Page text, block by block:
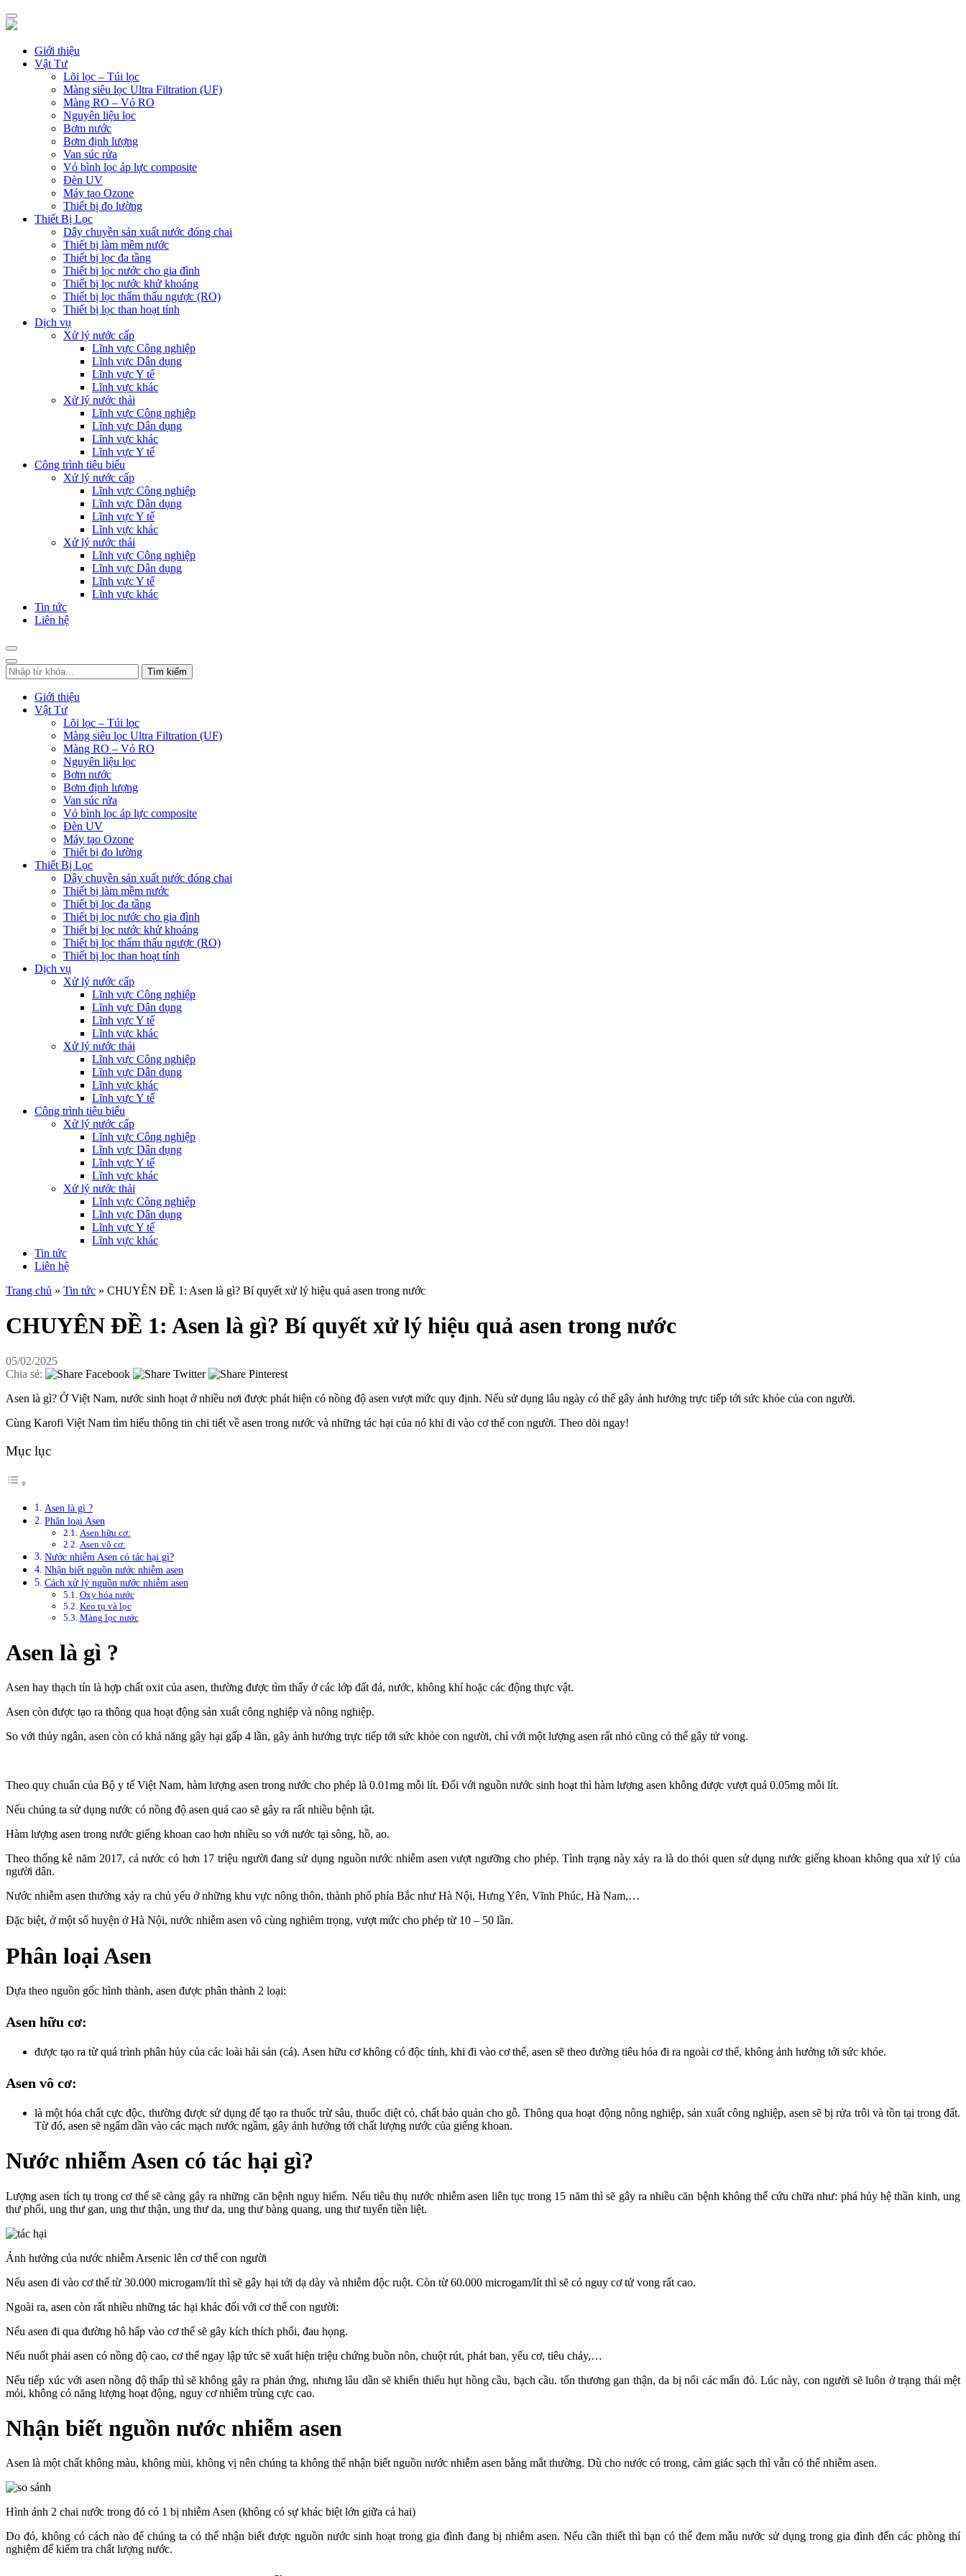
Giới thiệu
Vật Tư
Lõi lọc – Túi lọc
Màng siêu lọc Ultra Filtration (UF)
Màng RO – Vỏ RO
Nguyên liệu lọc
Bơm nước
Bơm định lượng
Van súc rửa
Vỏ bình lọc áp lực composite
Đèn UV
Máy tạo Ozone
Thiết bị đo lường
Thiết Bị Lọc
Dây chuyền sản xuất nước đóng chai
Thiết bị làm mềm nước
Thiết bị lọc đa tầng
Thiết bị lọc nước cho gia đình
Thiết bị lọc nước khử khoáng
Thiết bị lọc thẩm thấu ngược (RO)
Thiết bị lọc than hoạt tính
Dịch vụ
Xử lý nước cấp
Lĩnh vực Công nghiệp
Lĩnh vực Dân dụng
Lĩnh vực Y tế
Lĩnh vực khác
Xử lý nước thải
Lĩnh vực Công nghiệp
Lĩnh vực Dân dụng
Lĩnh vực khác
Lĩnh vực Y tế
Công trình tiêu biểu
Xử lý nước cấp
Lĩnh vực Công nghiệp
Lĩnh vực Dân dụng
Lĩnh vực Y tế
Lĩnh vực khác
Xử lý nước thải
Lĩnh vực Công nghiệp
Lĩnh vực Dân dụng
Lĩnh vực Y tế
Lĩnh vực khác
Tin tức
Liên hệ
Tìm kiếm
Giới thiệu
Vật Tư
Lõi lọc – Túi lọc
Màng siêu lọc Ultra Filtration (UF)
Màng RO – Vỏ RO
Nguyên liệu lọc
Bơm nước
Bơm định lượng
Van súc rửa
Vỏ bình lọc áp lực composite
Đèn UV
Máy tạo Ozone
Thiết bị đo lường
Thiết Bị Lọc
Dây chuyền sản xuất nước đóng chai
Thiết bị làm mềm nước
Thiết bị lọc đa tầng
Thiết bị lọc nước cho gia đình
Thiết bị lọc nước khử khoáng
Thiết bị lọc thẩm thấu ngược (RO)
Thiết bị lọc than hoạt tính
Dịch vụ
Xử lý nước cấp
Lĩnh vực Công nghiệp
Lĩnh vực Dân dụng
Lĩnh vực Y tế
Lĩnh vực khác
Xử lý nước thải
Lĩnh vực Công nghiệp
Lĩnh vực Dân dụng
Lĩnh vực khác
Lĩnh vực Y tế
Công trình tiêu biểu
Xử lý nước cấp
Lĩnh vực Công nghiệp
Lĩnh vực Dân dụng
Lĩnh vực Y tế
Lĩnh vực khác
Xử lý nước thải
Lĩnh vực Công nghiệp
Lĩnh vực Dân dụng
Lĩnh vực Y tế
Lĩnh vực khác
Tin tức
Liên hệ
Trang chủ » Tin tức » CHUYÊN ĐỀ 1: Asen là gì? Bí quyết xử lý hiệu quả asen trong nước
CHUYÊN ĐỀ 1: Asen là gì? Bí quyết xử lý hiệu quả asen trong nước
05/02/2025
Chia sẻ:
Asen là gì? Ở Việt Nam, nước sinh hoạt ở nhiều nơi được phát hiện có nồng độ asen vượt mức quy định. Nếu sử dụng lâu ngày có thể gây ảnh hưởng trực tiếp tới sức khỏe của con người.
Cùng Karofi Việt Nam tìm hiểu thông tin chi tiết về asen trong nước và những tác hại của nó khi đi vào cơ thể con người. Theo dõi ngay!
Mục lục
Asen là gì ?
Phân loại Asen
Asen hữu cơ:
Asen vô cơ:
Nước nhiễm Asen có tác hại gì?
Nhận biết nguồn nước nhiễm asen
Cách xử lý nguồn nước nhiễm asen
Oxy hóa nước
Keo tụ và lọc
Màng lọc nước
Asen là gì ?
Asen hay thạch tín là hợp chất oxit của asen, thường được tìm thấy ở các lớp đất đá, nước, không khí hoặc các động thực vật.
Asen còn được tạo ra thông qua hoạt động sản xuất công nghiệp và nông nghiệp.
So với thủy ngân, asen còn có khả năng gây hại gấp 4 lần, gây ảnh hưởng trực tiếp tới sức khỏe con người, chỉ với một lượng asen rất nhỏ cũng có thể gây tử vong.
Theo quy chuẩn của Bộ y tế Việt Nam, hàm lượng asen trong nước cho phép là 0.01mg mỗi lít. Đối với nguồn nước sinh hoạt thì hàm lượng asen không được vượt quá 0.05mg mỗi lít.
Nếu chúng ta sử dụng nước có nồng độ asen quá cao sẽ gây ra rất nhiều bệnh tật.
Hàm lượng asen trong nước giếng khoan cao hơn nhiều so với nước tại sông, hồ, ao.
Theo thống kê năm 2017, cả nước có hơn 17 triệu người đang sử dụng nguồn nước nhiễm asen vượt ngưỡng cho phép. Tình trạng này xảy ra là do thói quen sử dụng nước giếng khoan không qua xử lý của
người dân.
Nước nhiễm asen thường xảy ra chủ yếu ở những khu vực nông thôn, thành phố phía Bắc như Hà Nội, Hưng Yên, Vĩnh Phúc, Hà Nam,…
Đặc biệt, ở một số huyện ở Hà Nội, nước nhiễm asen vô cùng nghiêm trọng, vượt mức cho phép từ 10 – 50 lần.
Phân loại Asen
Dựa theo nguồn gốc hình thành, asen được phân thành 2 loại:
Asen hữu cơ:
được tạo ra từ quá trình phân hủy của các loài hải sản (cá). Asen hữu cơ không có độc tính, khi đi vào cơ thể, asen sẽ theo đường tiêu hóa đi ra ngoài cơ thể, không ảnh hưởng tới sức khỏe.
Asen vô cơ:
là một hóa chất cực độc, thường được sử dụng để tạo ra thuốc trừ sâu, thuốc diệt cỏ, chất bảo quản cho gỗ. Thông qua hoạt động nông nghiệp, sản xuất công nghiệp, asen sẽ bị rửa trôi và tồn tại trong đất.
Từ đó, asen sẽ ngấm dần vào các mạch nước ngầm, gây ảnh hưởng tới chất lượng nước của giếng khoan.
Nước nhiễm Asen có tác hại gì?
Lượng asen tích tụ trong cơ thể sẽ càng gây ra những căn bệnh nguy hiểm. Nếu tiêu thụ nước nhiễm asen liên tục trong 15 năm thì sẽ gây ra nhiều căn bệnh không thể cứu chữa như: phá hủy hệ thần kinh, ung
thư phổi, ung thư gan, ung thư thận, ung thư da, ung thư bàng quang, ung thư tuyến tiền liệt.
Ảnh hưởng của nước nhiễm Arsenic lên cơ thể con người
Nếu asen đi vào cơ thể từ 30.000 microgam/lít thì sẽ gây hại tới dạ dày và nhiễm độc ruột. Còn từ 60.000 microgam/lít thì sẽ có nguy cơ tử vong rất cao.
Ngoài ra, asen còn rất nhiều những tác hại khác đối với cơ thể con người:
Nếu asen đi qua đường hô hấp vào cơ thể sẽ gây kích thích phổi, đau họng.
Nếu nuốt phải asen có nồng độ cao, cơ thể ngay lập tức sẽ xuất hiện triệu chứng buồn nôn, chuột rút, phát ban, yếu cơ, tiêu chảy,…
Nếu tiếp xúc với asen nồng độ thấp thì sẽ không gây ra phản ứng, nhưng lâu dần sẽ khiến thiếu hụt hồng cầu, bạch cầu. tổn thương gan thận, da bị nổi các mẩn đỏ. Lúc này, con người sẽ luôn ở trạng thái mệt
mỏi, không có năng lượng hoạt động, nguy cơ nhiễm trùng cực cao.
Nhận biết nguồn nước nhiễm asen
Asen là một chất không màu, không mùi, không vị nên chúng ta không thể nhận biết nguồn nước nhiễm asen bằng mắt thường. Dù cho nước có trong, cảm giác sạch thì vẫn có thể nhiễm asen.
Hình ảnh 2 chai nước trong đó có 1 bị nhiễm Asen (không có sự khác biệt lớn giữa cả hai)
Do đó, không có cách nào để chúng ta có thể nhận biết được nguồn nước sinh hoạt trong gia đình đang bị nhiễm asen. Nếu cần thiết thì bạn có thể đem mẫu nước sử dụng trong gia đình đến các phòng thí
nghiệm để kiểm tra chất lượng nước.